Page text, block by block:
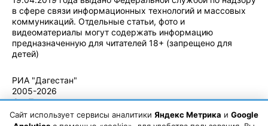
в сфере связи информационных технологий и массовых
коммуникаций. Отдельные статьи, фото и
видеоматериалы могут содержать информацию
предназначенную для читателей 18+ (запрещено для
детей)
РИА "Дагестан"
2005-2026
© - Правила
использования
материалов.
Сайт использует сервисы аналитики Яндекс Метрика и Google